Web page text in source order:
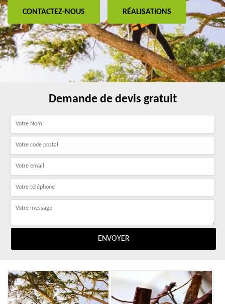
CONTACTEZ-NOUS RÉALISATIONS
Demande de devis gratuit